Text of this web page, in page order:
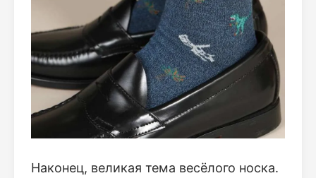
Наконец, великая тема весёлого носка.